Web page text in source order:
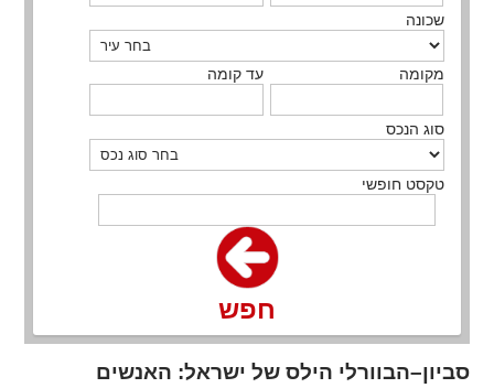
שכונה
מקומה עד קומה
סוג הנכס
טקסט חופשי
חפש
סביון–הבוורלי הילס של ישראל: האנשים